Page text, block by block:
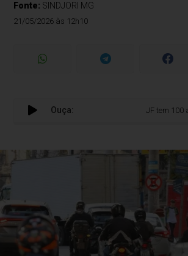
Fonte: SINDJORI MG
21/05/2026 às 12h10
Ouça: JF tem 100